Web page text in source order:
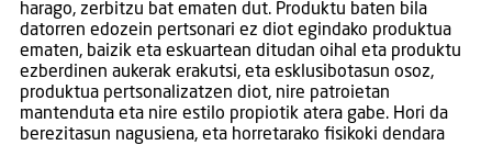
harago, zerbitzu bat ematen dut. Produktu baten bila
datorren edozein pertsonari ez diot egindako produktua
ematen, baizik eta eskuartean ditudan oihal eta produktu
ezberdinen aukerak erakutsi, eta esklusibotasun osoz,
produktua pertsonalizatzen diot, nire patroietan
mantenduta eta nire estilo propiotik atera gabe. Hori da
berezitasun nagusiena, eta horretarako fisikoki dendara